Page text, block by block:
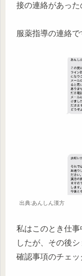
接の連絡があっ
服薬指導の連絡で
出典:あんしん漢方
私はこのとき仕
したが、その後
確認事項のチェッ